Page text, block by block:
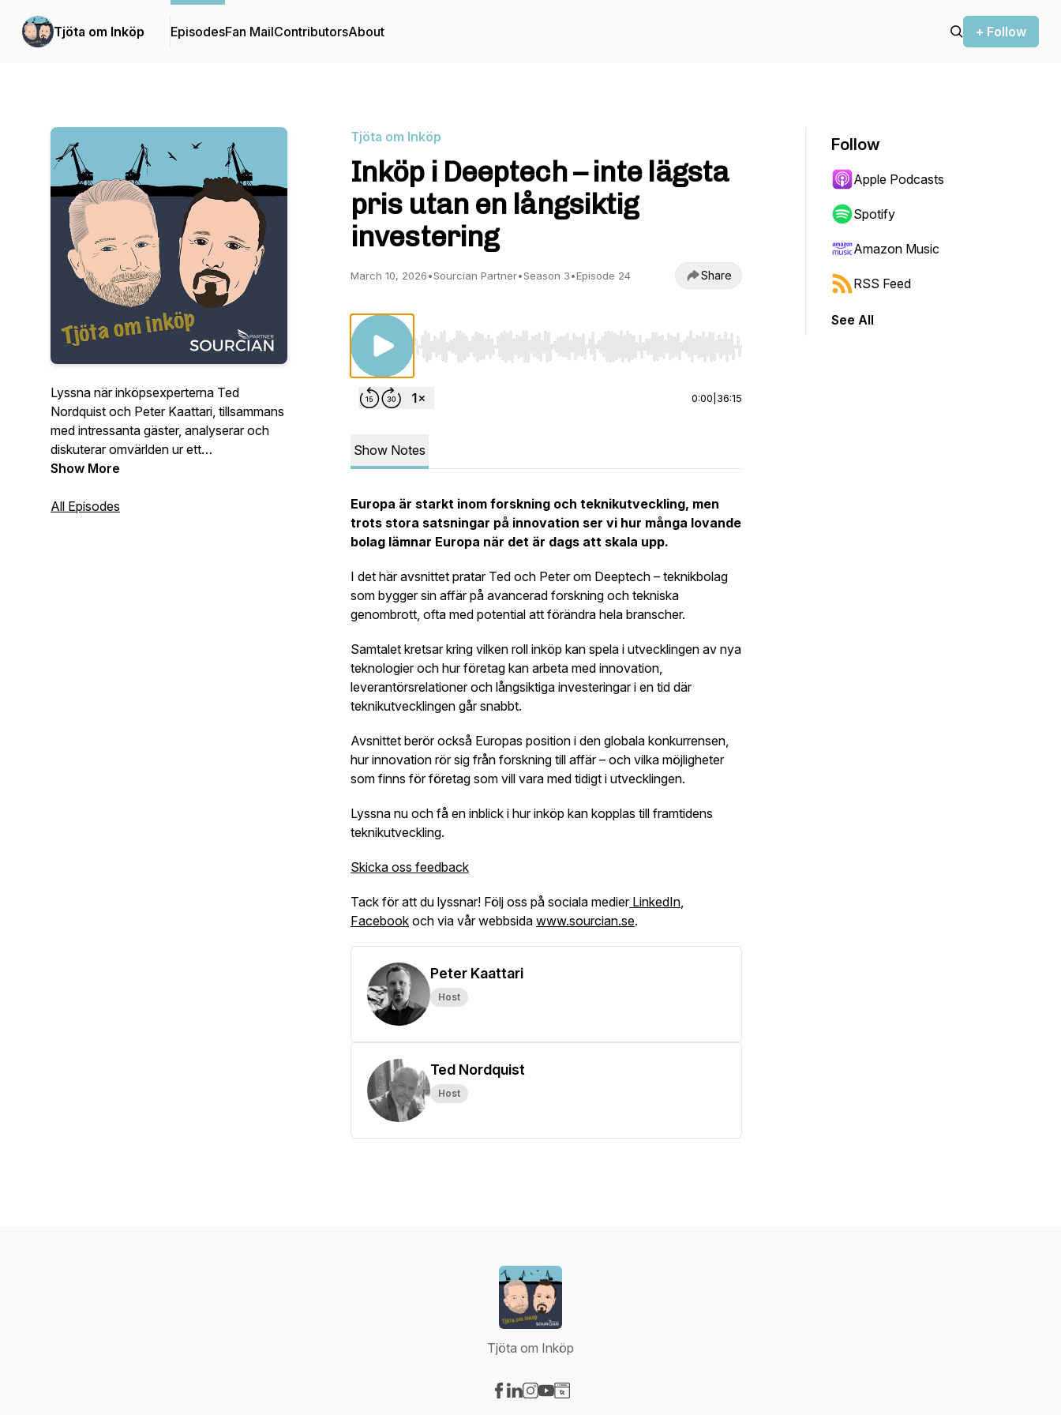
Tjöta om Inköp EpisodesFan MailContributorsAbout + Follow
Lyssna när inköpsexperterna Ted
Nordquist och Peter Kaattari, tillsammans
med intressanta gäster, analyserar och
diskuterar omvärlden ur ett
inköpsperspektiv.
Show More
All Episodes
Tjöta om Inköp
Inköp i Deeptech – inte lägsta
pris utan en långsiktig
investering
March 10, 2026•Sourcian Partner•Season 3•Episode 24 Share
Use Left/Right to seek, Home/End to jump to start or end. Hold shift to jump forward or backward.
0:00 36:15
Show Notes
Europa är starkt inom forskning och teknikutveckling, men
trots stora satsningar på innovation ser vi hur många lovande
bolag lämnar Europa när det är dags att skala upp.
I det här avsnittet pratar Ted och Peter om Deeptech – teknikbolag
som bygger sin affär på avancerad forskning och tekniska
genombrott, ofta med potential att förändra hela branscher.
Samtalet kretsar kring vilken roll inköp kan spela i utvecklingen av nya
teknologier och hur företag kan arbeta med innovation,
leverantörsrelationer och långsiktiga investeringar i en tid där
teknikutvecklingen går snabbt.
Avsnittet berör också Europas position i den globala konkurrensen,
hur innovation rör sig från forskning till affär – och vilka möjligheter
som finns för företag som vill vara med tidigt i utvecklingen.
Lyssna nu och få en inblick i hur inköp kan kopplas till framtidens
teknikutveckling.
Skicka oss feedback
Tack för att du lyssnar! Följ oss på sociala medierLinkedIn,
Facebook och via vår webbsida www.sourcian.se.
Peter Kaattari
Host
Ted Nordquist
Host
Follow
Apple Podcasts
Spotify
Amazon Music
RSS Feed
See All
Tjöta om Inköp